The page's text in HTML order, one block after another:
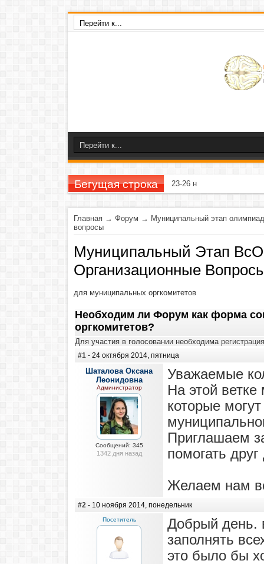
Бегущая строка 23-26 ноября 2020 г
Главная → Форум → Муниципальный этап
вопросы
Муниципальный Этап
Организационные
для муниципальных оргкомитетов
Необходим ли Форум как форма
оргкомитетов?
Для участия в голосовании необходима регистрация
#1 - 24 октября 2014, пятница
Шаталова Оксана
Леонидовна
Администратор
Сообщений: 345
1342 дня назад
Уважаемые
На этой
которые
Приглашаем
помогать
Желаем нам
#2 - 10 ноября 2014, понедельник
Посетитель
Добрый день.
заполнять
это было бы